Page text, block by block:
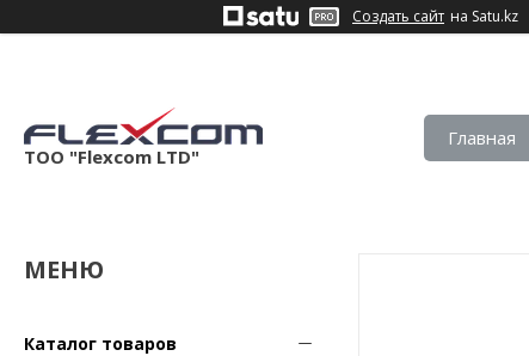
Создать сайт на Satu.kz
ТОО "Flexcom LTD"
Главная
Каталог товаров